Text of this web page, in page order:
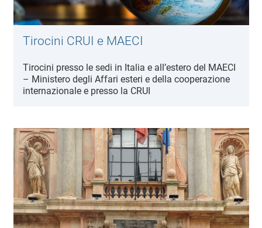
Tirocini CRUI e MAECI
Tirocini presso le sedi in Italia e all’estero del MAECI
– Ministero degli Affari esteri e della cooperazione
internazionale e presso la CRUI